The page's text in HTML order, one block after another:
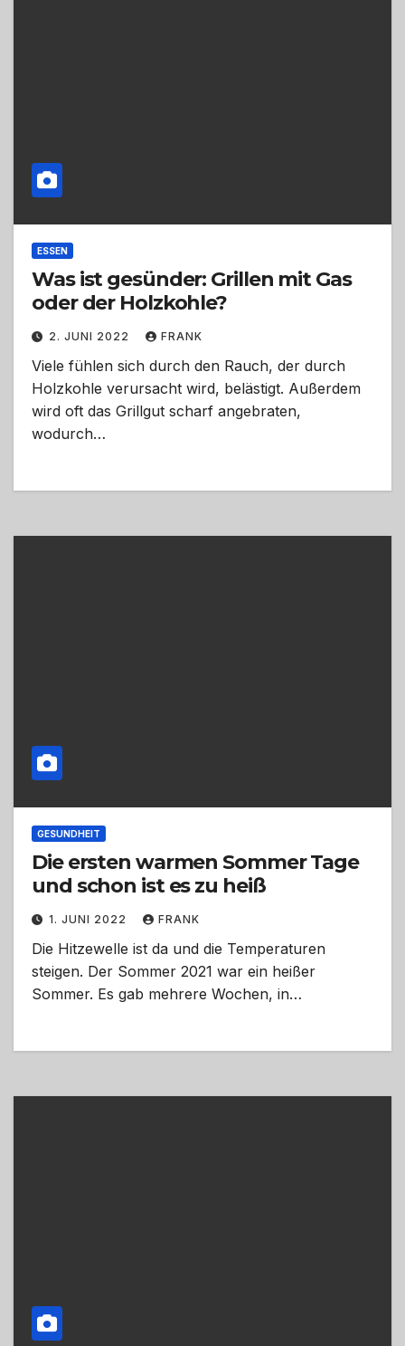
ESSEN
Was ist gesünder: Grillen mit Gas
oder der Holzkohle?
2. JUNI 2022 FRANK
Viele fühlen sich durch den Rauch, der durch
Holzkohle verursacht wird, belästigt. Außerdem
wird oft das Grillgut scharf angebraten,
wodurch…
GESUNDHEIT
Die ersten warmen Sommer Tage
und schon ist es zu heiß
1. JUNI 2022 FRANK
Die Hitzewelle ist da und die Temperaturen
steigen. Der Sommer 2021 war ein heißer
Sommer. Es gab mehrere Wochen, in…